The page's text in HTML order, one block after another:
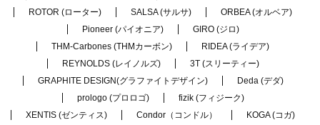
ROTOR (ローター)
SALSA (サルサ)
ORBEA (オルベア)
Pioneer (パイオニア)
GIRO (ジロ)
THM-Carbones (THMカーボン)
RIDEA (ライデア)
REYNOLDS (レイノルズ)
3T (スリーティー)
GRAPHITE DESIGN(グラファイトデザイン)
Deda (デダ)
prologo (プロロゴ)
fizik (フィジーク)
XENTIS (ゼンティス)
Condor（コンドル）
KOGA (コガ)